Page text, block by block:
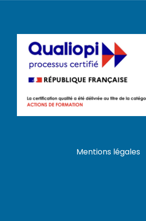
Mentions légales